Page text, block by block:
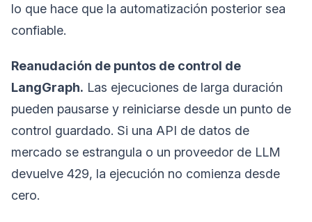
lo que hace que la automatización posterior sea
confiable.
Reanudación de puntos de control de
LangGraph. Las ejecuciones de larga duración
pueden pausarse y reiniciarse desde un punto de
control guardado. Si una API de datos de
mercado se estrangula o un proveedor de LLM
devuelve 429, la ejecución no comienza desde
cero.